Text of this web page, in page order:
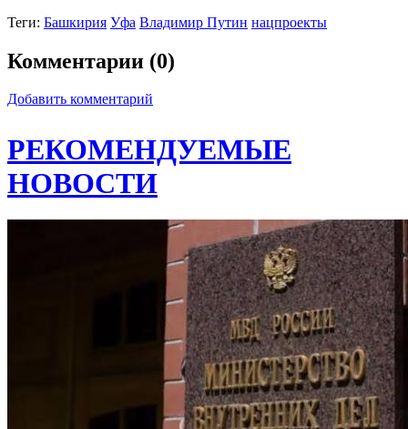
Теги: Башкирия Уфа Владимир Путин нацпроекты
Комментарии (0)
Добавить комментарий
РЕКОМЕНДУЕМЫЕ
НОВОСТИ